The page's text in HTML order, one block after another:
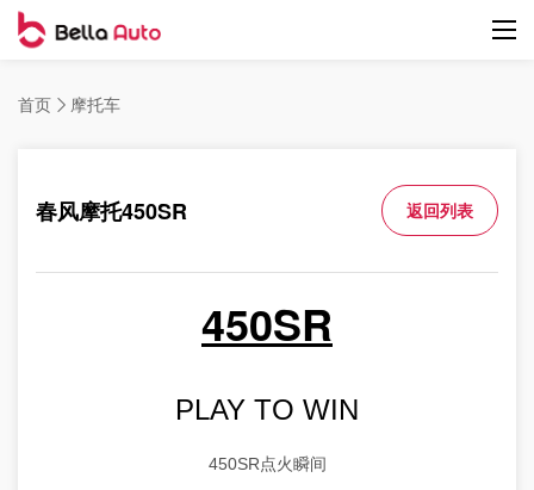
首页 摩托车
春风摩托450SR 返回列表
450SR
PLAY TO WIN
450SR点火瞬间